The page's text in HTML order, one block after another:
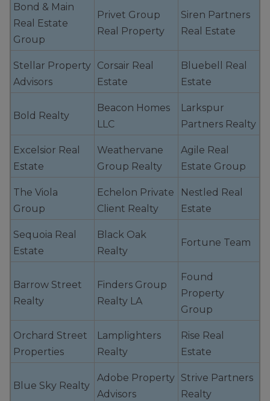
Bond & Main
Real Estate
Group
Privet Group
Real Property
Siren Partners
Real Estate
Stellar Property
Advisors
Corsair Real
Estate
Bluebell Real
Estate
Bold Realty
Beacon Homes
LLC
Larkspur
Partners Realty
Excelsior Real
Estate
Weathervane
Group Realty
Agile Real
Estate Group
The Viola
Group
Echelon Private
Client Realty
Nestled Real
Estate
Sequoia Real
Estate
Black Oak
Realty
Fortune Team
Barrow Street
Realty
Finders Group
Realty LA
Found
Property
Group
Orchard Street
Properties
Lamplighters
Realty
Rise Real
Estate
Blue Sky Realty
Adobe Property
Advisors
Strive Partners
Realty